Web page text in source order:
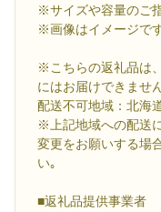
※サイズや容量のご
※画像はイメージです
※こちらの返礼品は
にはお届けできませ
配送不可地域：北海
※上記地域への配送
変更をお願いする場
い｡
■返礼品提供事業者